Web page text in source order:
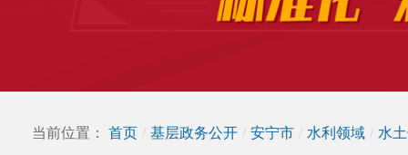
当前位置： 首页 / 基层政务公开 / 安宁市 / 水利领域 / 水